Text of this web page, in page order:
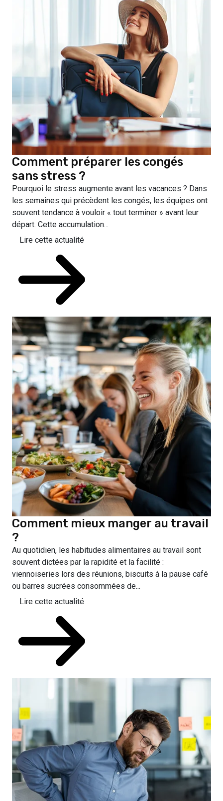
Comment préparer les congés
sans stress ?
Pourquoi le stress augmente avant les vacances ? Dans
les semaines qui précèdent les congés, les équipes ont
souvent tendance à vouloir « tout terminer » avant leur
départ. Cette accumulation...
Lire cette actualité
Comment mieux manger au travail
?
Au quotidien, les habitudes alimentaires au travail sont
souvent dictées par la rapidité et la facilité :
viennoiseries lors des réunions, biscuits à la pause café
ou barres sucrées consommées de...
Lire cette actualité